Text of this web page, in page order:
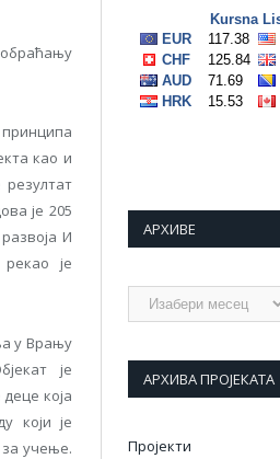
као и
је 205
И
је
у Врању
је
која
који је
за учење.
АРХИВЕ
Архиве
АРХИВА ПРОЈЕКАТА
Пројекти